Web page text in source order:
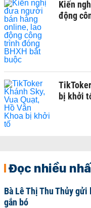
Kiến
động
bị khởi
Đọc nhiều
Bà Lê Thị Thu Thủy
gắn bó